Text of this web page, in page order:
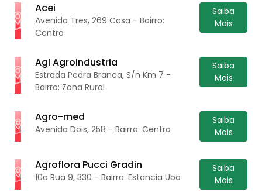
Acei
Avenida Tres, 269 Casa - Bairro:
Centro
Saiba
Mais
Agl Agroindustria
Estrada Pedra Branca, S/n Km 7 -
Bairro: Zona Rural
Saiba
Mais
Agro-med
Avenida Dois, 258 - Bairro: Centro
Saiba
Mais
Agroflora Pucci Gradin
10a Rua 9, 330 - Bairro: Estancia Uba
Saiba
Mais